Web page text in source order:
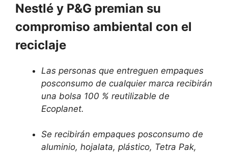
Nestlé y P&G premian su
compromiso ambiental con el
reciclaje
Las personas que entreguen empaques
posconsumo de cualquier marca recibirán
una bolsa 100 % reutilizable de
Ecoplanet.
Se recibirán empaques posconsumo de
aluminio, hojalata, plástico, Tetra Pak,